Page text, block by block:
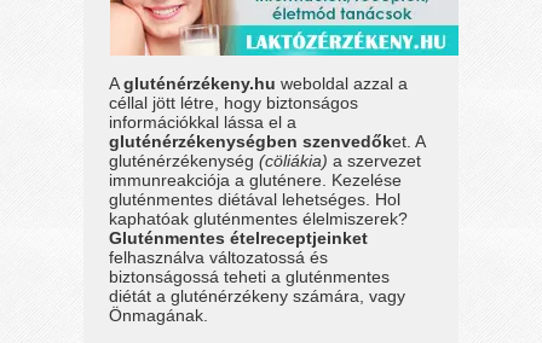
Agluténérzékeny.hu weboldal azzal a
céllal jött létre, hogy biztonságos
információkkal lássa el a
gluténérzékenységben szenvedőket. A
gluténérzékenység(cöliákia) a szervezet
immunreakciója a gluténere. Kezelése
gluténmentes diétával lehetséges. Hol
kaphatóak gluténmentes élelmiszerek?
Gluténmentes ételreceptjeinket
felhasználva változatossá és
biztonságossá teheti a gluténmentes
diétát a gluténérzékeny számára, vagy
Önmagának.